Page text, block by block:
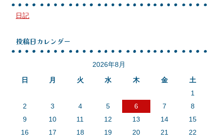
日記
投稿日カレンダー
2026年8月
日
月 火 水 木 金 土
1
2
3 4 5 6 7
8
9
10 11 12 13 14
15
16
17 18 19 20 21
22